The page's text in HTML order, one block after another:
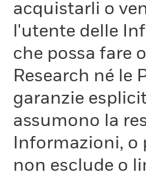
acquistarli o
l'utente delle
che possa fare
Research né le
garanzie
assumono la
Informazioni, o
non esclude o